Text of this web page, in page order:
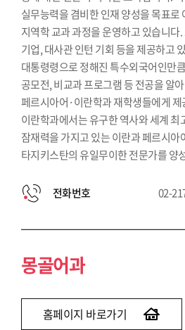
실무능력을 겸비한 인재 양성을 목표
지역학 교과 과정을 운영하고 있습니
기업, 대사관 인턴 기회 등을 제공하고
대통령령으로 정해진 특수외국어인만
공모전, 비교과 프로그램 등 전공을 알
페르시아어·이란학과 재학생들에게
이란학과에서는 유구한 역사와 세계
잠재력을 가지고 있는 이란과 페르시
타지키스탄의 유일무이한 전문가를 양
전화번호 02-
몽골어과
홈페이지 바로가기